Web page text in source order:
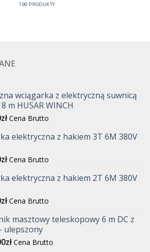
190 PRODUKTY
wciągarka z elektryczną suwnicą
m HUSAR WINCH
zł Cena Brutto
elektryczna z hakiem 3T 6M 380V
zł Cena Brutto
elektryczna z hakiem 2T 6M 380V
zł Cena Brutto
masztowy teleskopowy 6 m DC z
ulepszony
zł Cena Brutto